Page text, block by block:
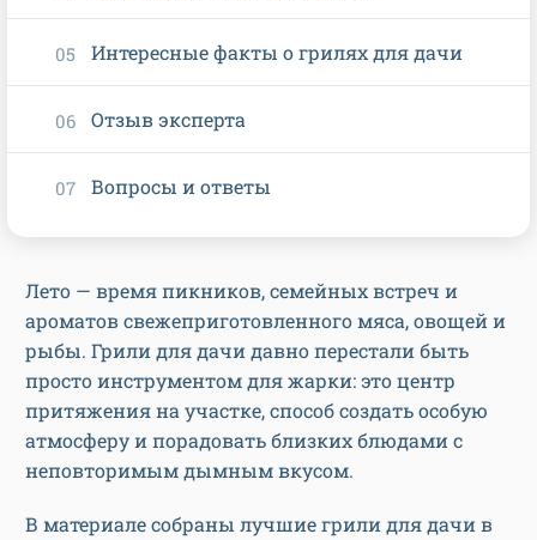
Лето — время пикников, семейных встреч и
ароматов свежеприготовленного мяса, овощей и
рыбы. Грили для дачи давно перестали быть
просто инструментом для жарки: это центр
притяжения на участке, способ создать особую
атмосферу и порадовать близких блюдами с
неповторимым дымным вкусом.
В материале собраны лучшие грили для дачи в
Интересные факты о грилях для дачи
Отзыв эксперта
Вопросы и ответы